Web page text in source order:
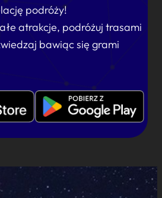
podróży!
atrakcje, podróżuj trasami
bawiąc się grami